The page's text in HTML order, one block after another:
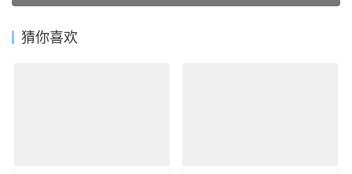
猜你喜欢